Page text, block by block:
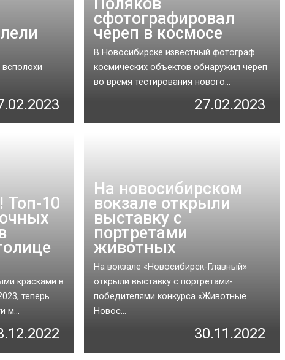
сфотографировал
череп в космосе
В Новосибирске известный фотограф
космических объектов обнаружил череп
во время тестирования нового...
27.02.2023
Топ-10
красками в
теперь
м...
На новосибирском
вокзале открыли
выставку с
портретами
животных
На вокзале «Новосибирск-Главный»
открыли выставку с портретами-
победителями конкурса «Животные
Новос...
30.11.2022